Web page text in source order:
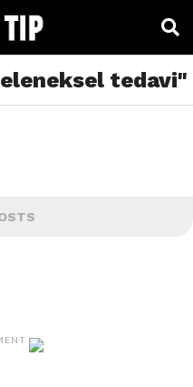
tedavi"